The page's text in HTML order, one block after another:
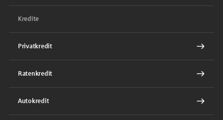
Kredite
Privatkredit
Ratenkredit
Autokredit